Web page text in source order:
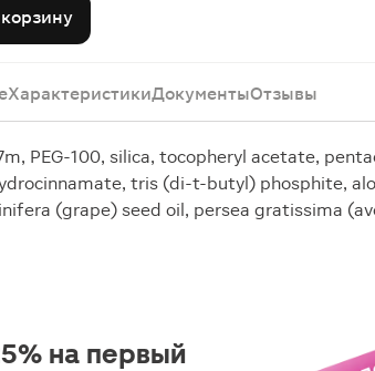
ХарактеристикиДокументыОтзывы
7m, PEG-100, silica, tocopheryl acetate,
tris (di-t-butyl) phosphite,
(grape) seed oil, persea gratissima
на первый